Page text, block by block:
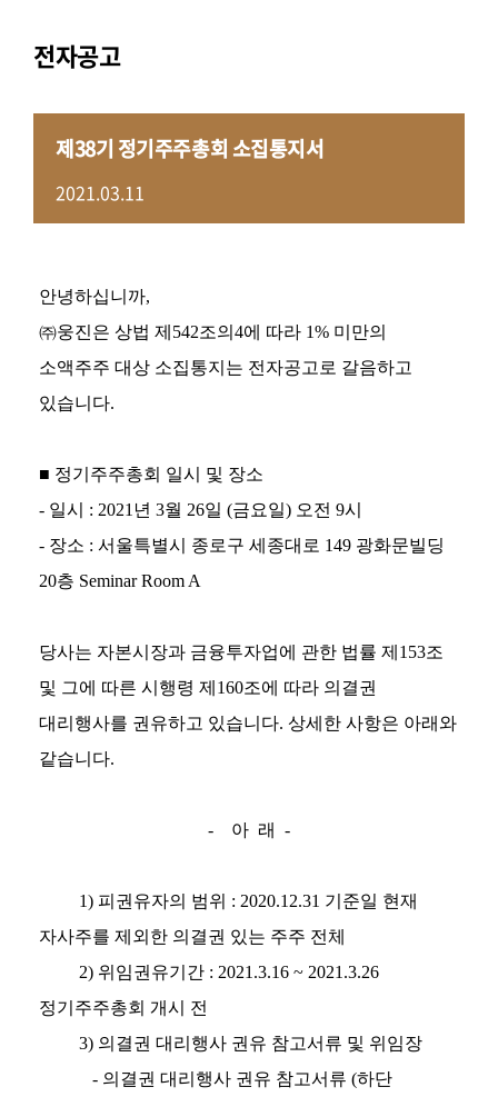
전자공고
제38기 정기주주총회 소집통지서
2021.03.11
안녕하십니까,
㈜웅진은 상법 제542조의4에 따라 1% 미만의
소액주주 대상 소집통지는 전자공고로 갈음하고
있습니다.
■ 정기주주총회 일시 및 장소
- 일시 : 2021년 3월 26일 (금요일) 오전 9시
- 장소 : 서울특별시 종로구 세종대로 149 광화문빌딩
20층 Seminar Room A
당사는 자본시장과 금융투자업에 관한 법률 제153조
및 그에 따른 시행령 제160조에 따라 의결권
대리행사를 권유하고 있습니다. 상세한 사항은 아래와
같습니다.
- 아 래 -
1) 피권유자의 범위 : 2020.12.31 기준일 현재
자사주를 제외한 의결권 있는 주주 전체
2) 위임권유기간 : 2021.3.16 ~ 2021.3.26
정기주주총회 개시 전
3) 의결권 대리행사 권유 참고서류 및 위임장
- 의결권 대리행사 권유 참고서류 (하단